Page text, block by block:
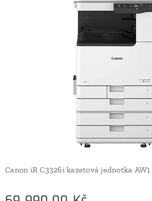
Canon iR C3326i kazetová jednotka AW1